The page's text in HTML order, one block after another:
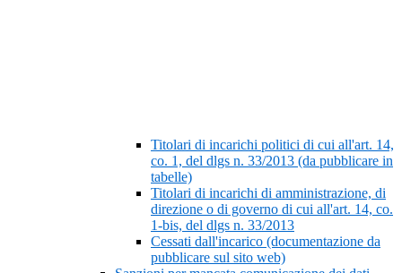
Titolari di incarichi politici di cui all'art. 14,
co. 1, del dlgs n. 33/2013 (da pubblicare in
tabelle)
Titolari di incarichi di amministrazione, di
direzione o di governo di cui all'art. 14, co.
1-bis, del dlgs n. 33/2013
Cessati dall'incarico (documentazione da
pubblicare sul sito web)